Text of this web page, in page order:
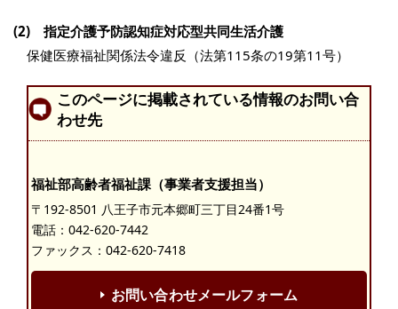
(2) 指定介護予防認知症対応型共同生活介護
保健医療福祉関係法令違反（法第115条の19第11号）
このページに掲載されている情報のお問い合
わせ先
福祉部高齢者福祉課（事業者支援担当）
〒192-8501 八王子市元本郷町三丁目24番1号
電話： 042-620-7442
ファックス：042-620-7418
お問い合わせメールフォーム